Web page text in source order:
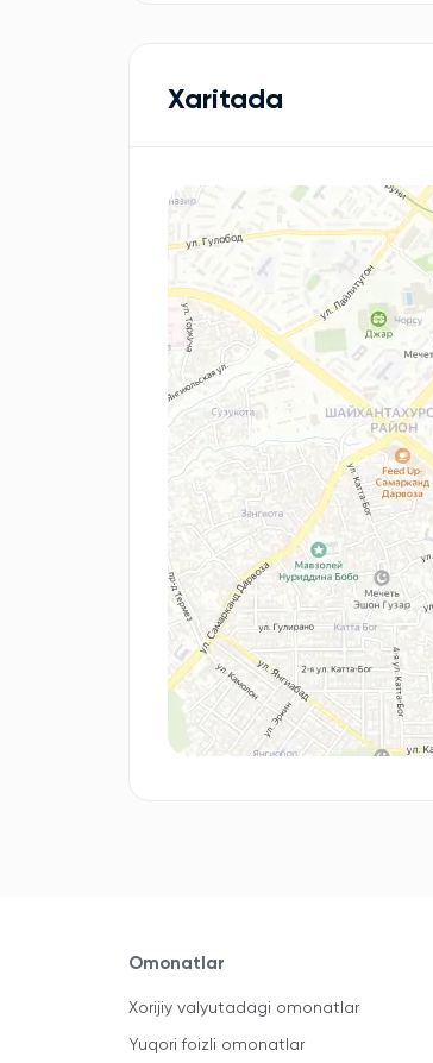
Xaritada
Omonatlar
Xorijiy valyutadagi omonatlar
Yuqori foizli omonatlar